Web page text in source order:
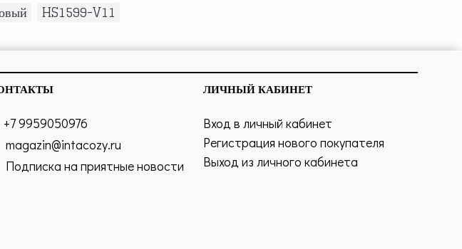
HS1599-V11
+7 9959050976
magazin@intacozy.ru
Подписка на приятные новости
ЛИЧНЫЙ КАБИНЕТ
Вход в личный кабинет
Регистрация нового покупателя
Выход из личного кабинета